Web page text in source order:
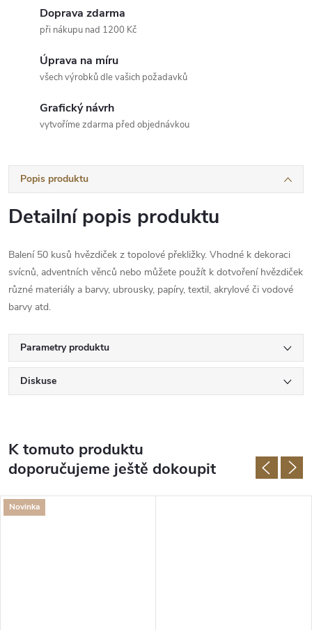
Doprava zdarma
při nákupu nad 1200 Kč
Úprava na míru
všech výrobků dle vašich požadavků
Grafický návrh
vytvoříme zdarma před objednávkou
Popis produktu
Detailní popis produktu
Balení 50 kusů hvězdiček z topolové překližky. Vhodné k dekoraci
svícnů, adventních věnců nebo můžete použít k dotvoření hvězdiček
různé materiály a barvy, ubrousky, papíry, textil, akrylové či vodové
barvy atd.
Parametry produktu
Diskuse
K tomuto produktu
doporučujeme ještě dokoupit
Novinka